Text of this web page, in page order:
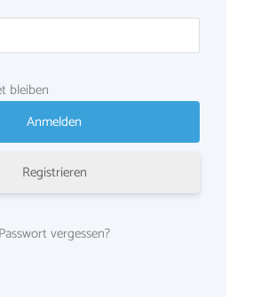
bleiben
Registrieren
Passwort vergessen?